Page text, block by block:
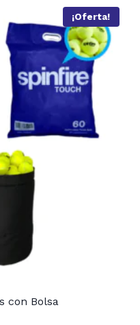
¡Oferta!
con Bolsa